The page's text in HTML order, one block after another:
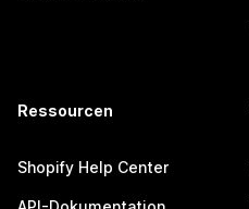
Ressourcen
Shopify Help Center